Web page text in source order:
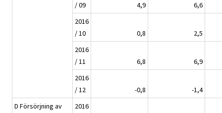
/ 09
4,9
6,6
2016
/ 10
0,8
2,5
2016
/ 11
6,8
6,9
2016
/ 12
-0,8
-1,4
D Försörjning av
2016